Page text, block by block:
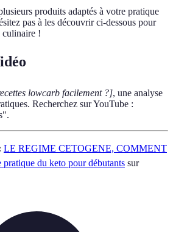
produits adaptés à votre pratique
pas à les découvrir ci-dessous pour
culinaire !
lowcarb facilement ?], une analyse
Recherchez sur YouTube :
LE REGIME CETOGENE, COMMENT
du keto pour débutants sur